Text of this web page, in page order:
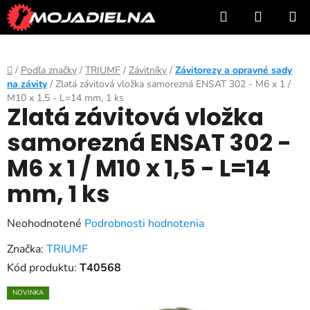
Prejsť
na
obsah
Hľadať
KOŠÍK
Domov
/ Podľa značky / TRIUMF / Závitníky / Závitorezy a opravné sady
na závity / Zlatá závitová vložka samorezná ENSAT 302 - M6 x 1 /
M10 x 1,5 - L=14 mm, 1 ks
Zlatá závitová vložka
samorezná ENSAT 302 -
M6 x 1 / M10 x 1,5 - L=14
mm, 1 ks
Priemerné
hodnotenie
produktu
0,0
Neohodnotené Podrobnosti hodnotenia
Značka: TRIUMF
Kód produktu: T40568
NOVINKA